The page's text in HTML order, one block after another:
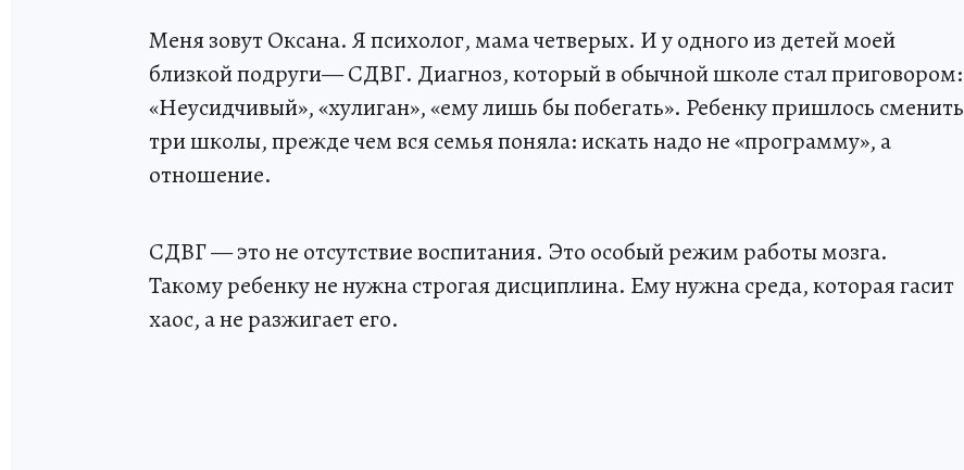
Меня зовут Оксана. Я психолог, мама четверых. И у одного из детей моей
близкой подруги— СДВГ. Диагноз, который в обычной школе стал приговором:
«Неусидчивый», «хулиган», «ему лишь бы побегать». Ребенку пришлось сменить
три школы, прежде чем вся семья поняла: искать надо не «программу», а
отношение.
СДВГ — это не отсутствие воспитания. Это особый режим работы мозга.
Такому ребенку не нужна строгая дисциплина. Ему нужна среда, которая гасит
хаос, а не разжигает его.